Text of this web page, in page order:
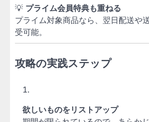
💡 プライム会員特典も重ねる
プライム対象商品なら、翌日配送や
受可能。
攻略の実践ステップ
欲しいものをリストアップ